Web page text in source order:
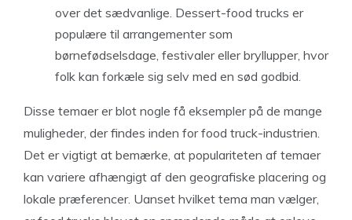
over det sædvanlige. Dessert-food trucks er
populære til arrangementer som
børnefødselsdage, festivaler eller bryllupper, hvor
folk kan forkæle sig selv med en sød godbid.
Disse temaer er blot nogle få eksempler på de mange
muligheder, der findes inden for food truck-industrien.
Det er vigtigt at bemærke, at populariteten af temaer
kan variere afhængigt af den geografiske placering og
lokale præferencer. Uanset hvilket tema man vælger,